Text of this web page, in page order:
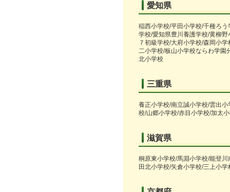
愛知県
稲西小学校/平田小学校/千種ろ
学校/愛知県豊川養護学校/黄柳
７初級学校/大府小学校/森岡小
二小学校/板山小学校ならわ学園
北小学校
三重県
養正小学校/南立誠小学校/雲出
校/山郷小学校/赤目小学校/加太
滋賀県
桐原東小学校/馬淵小学校/能登
田北小学校/矢倉小学校/三上小